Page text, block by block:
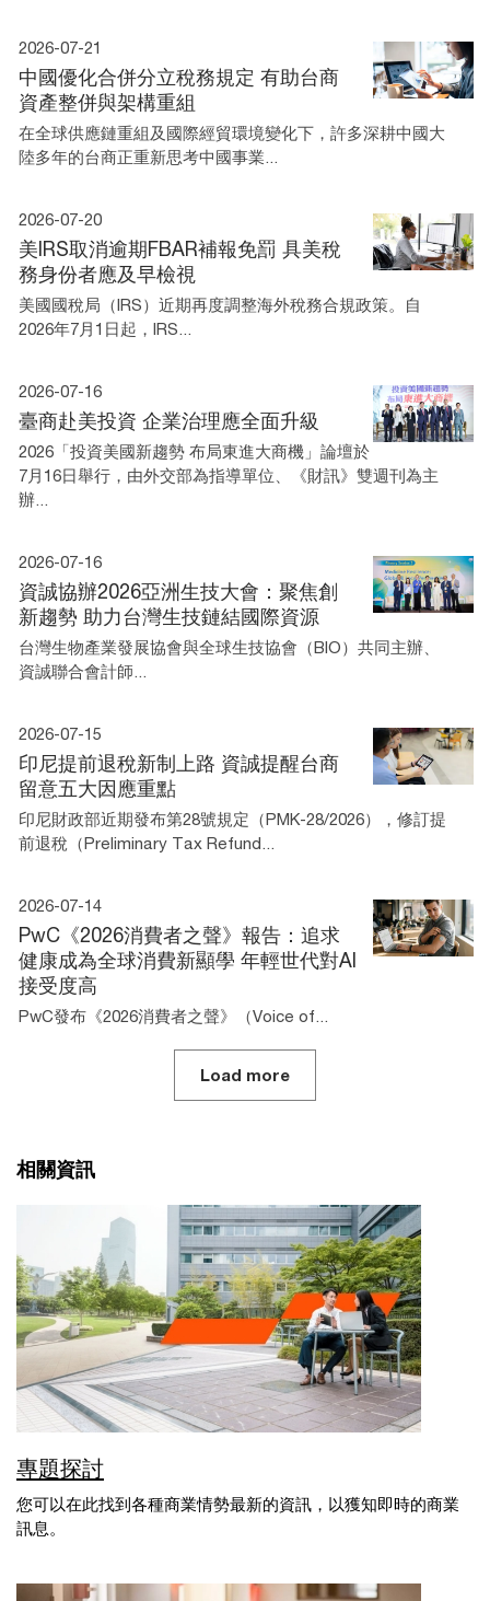
2026-07-21
中國優化合併分立稅務規定 有助台商
資產整併與架構重組
在全球供應鏈重組及國際經貿環境變化下，許多深耕中國大
陸多年的台商正重新思考中國事業...
2026-07-20
美IRS取消逾期FBAR補報免罰 具美稅
務身份者應及早檢視
美國國稅局（IRS）近期再度調整海外稅務合規政策。自
2026年7月1日起，IRS...
2026-07-16
臺商赴美投資 企業治理應全面升級
2026「投資美國新趨勢 布局東進大商機」論壇於
7月16日舉行，由外交部為指導單位、《財訊》雙週刊為主
辦...
2026-07-16
資誠協辦2026亞洲生技大會：聚焦創
新趨勢 助力台灣生技鏈結國際資源
台灣生物產業發展協會與全球生技協會（BIO）共同主辦、
資誠聯合會計師...
2026-07-15
印尼提前退稅新制上路 資誠提醒台商
留意五大因應重點
印尼財政部近期發布第28號規定（PMK-28/2026），修訂提
前退稅（Preliminary Tax Refund...
2026-07-14
PwC《2026消費者之聲》報告：追求
健康成為全球消費新顯學 年輕世代對AI
接受度高
PwC發布《2026消費者之聲》（Voice of...
Load more
相關資訊
專題探討
您可以在此找到各種商業情勢最新的資訊，以獲知即時的商業
訊息。